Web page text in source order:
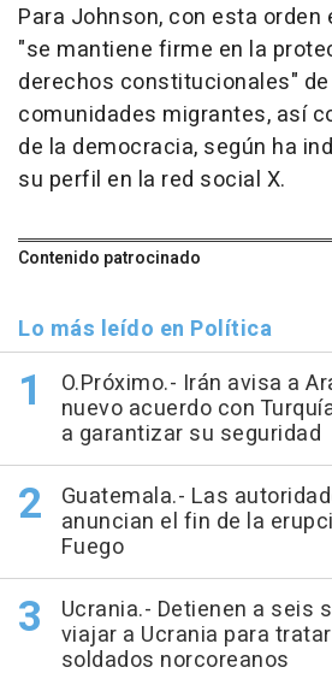
Para Johnson, con esta
"se mantiene firme en la
derechos constitucionales"
comunidades migrantes, así
de la democracia, según ha
su perfil en la red social X.
Contenido patrocinado
Lo más leído en Política
O.Próximo.- Irán avisa a
nuevo acuerdo con
a garantizar su seguridad
Guatemala.- Las
anuncian el fin de la
Fuego
Ucrania.- Detienen a seis
viajar a Ucrania para
soldados norcoreanos